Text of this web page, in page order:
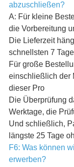
abzuschließen?
A: Für kleine
die Vorbereitung
Die Lieferzeit
schnellsten 7
Für große
einschließlich der
dieser Pro
Die Überprüfung
Werktage, die
Und schließlich,
längste 25 Tage
F6: Was können
erwerben?